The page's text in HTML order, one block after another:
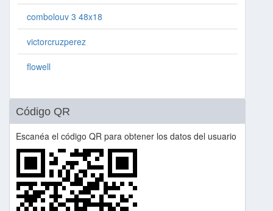
combolouv 3 48x18
victorcruzperez
flowell
Código QR
Escanéa el código QR para obtener los datos del usuario